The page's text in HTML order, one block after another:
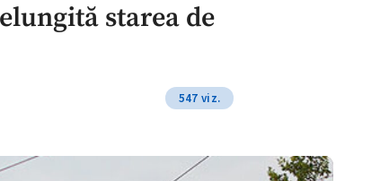
starea de
547 viz.